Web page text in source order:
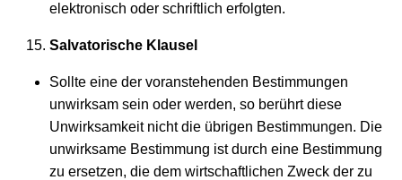
elektronisch oder schriftlich erfolgten.
Salvatorische Klausel
Sollte eine der voranstehenden Bestimmungen
unwirksam sein oder werden, so berührt diese
Unwirksamkeit nicht die übrigen Bestimmungen. Die
unwirksame Bestimmung ist durch eine Bestimmung
zu ersetzen, die dem wirtschaftlichen Zweck der zu